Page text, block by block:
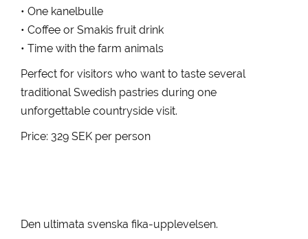
• One kanelbulle
• Coffee or Smakis fruit drink
• Time with the farm animals
Perfect for visitors who want to taste several
traditional Swedish pastries during one
unforgettable countryside visit.
Price: 329 SEK per person
Den ultimata svenska fika-upplevelsen.